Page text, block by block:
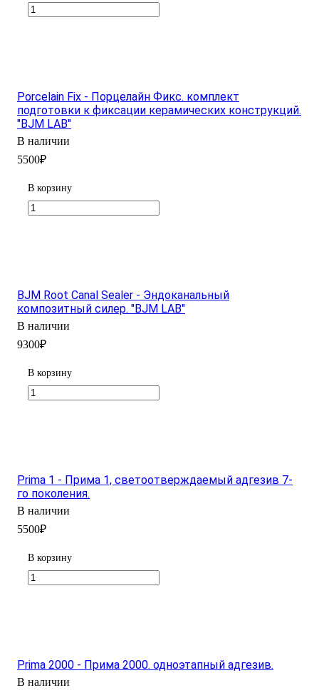
Porcelain Fix - Порцелайн Фикс. комплект
подготовки к фиксации керамических конструкций.
"BJM LAB"
В наличии
5500₽
В корзину
BJM Root Canal Sealer - Эндоканальный
композитный силер. "BJM LAB"
В наличии
9300₽
В корзину
Prima 1 - Прима 1, светоотверждаемый адгезив 7-
го поколения.
В наличии
5500₽
В корзину
Prima 2000 - Прима 2000. одноэтапный адгезив.
В наличии